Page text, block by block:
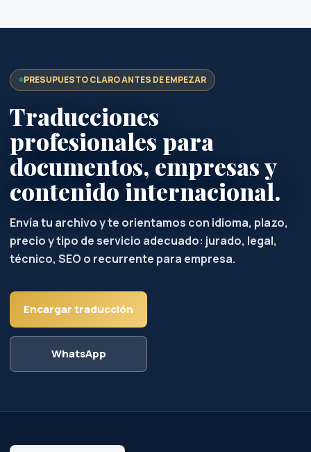
PRESUPUESTO CLARO ANTES DE EMPEZAR
Traducciones
profesionales para
documentos, empresas y
contenido internacional.
Envía tu archivo y te orientamos con idioma, plazo,
precio y tipo de servicio adecuado: jurado, legal,
técnico, SEO o recurrente para empresa.
Encargar traducción
WhatsApp